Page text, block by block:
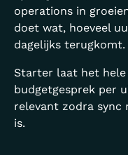
operations in
doet wat, hoeveel
dagelijks terugkomt.
Starter laat het
budgetgesprek per
relevant zodra sync
is.